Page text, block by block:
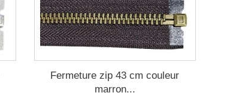
Fermeture zip 43 cm couleur
marron...